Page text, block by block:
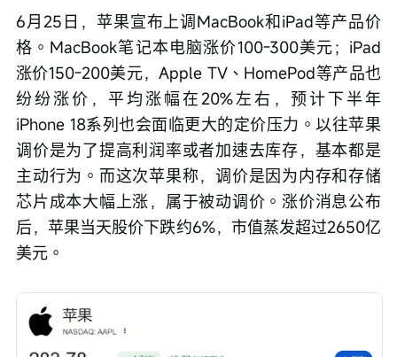
6月25日，苹果宣布上调MacBook和iPad等产品价
格。MacBook笔记本电脑涨价100-300美元；iPad
涨价150-200美元，Apple TV、HomePod等产品也
纷纷涨价，平均涨幅在20%左右，预计下半年
iPhone 18系列也会面临更大的定价压力。以往苹果
调价是为了提高利润率或者加速去库存，基本都是
主动行为。而这次苹果称，调价是因为内存和存储
芯片成本大幅上涨，属于被动调价。涨价消息公布
后，苹果当天股价下跌约6%，市值蒸发超过2650亿
美元。